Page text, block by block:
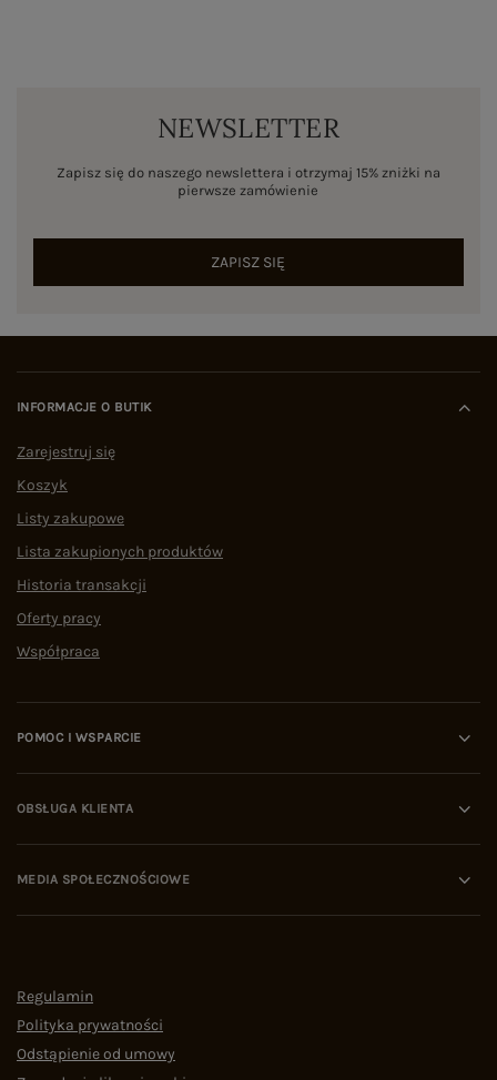
NEWSLETTER
Zapisz się do naszego newslettera i otrzymaj 15% zniżki na
pierwsze zamówienie
ZAPISZ SIĘ
INFORMACJE O BUTIK
Zarejestruj się
Koszyk
Listy zakupowe
Lista zakupionych produktów
Historia transakcji
Oferty pracy
Współpraca
POMOC I WSPARCIE
OBSŁUGA KLIENTA
MEDIA SPOŁECZNOŚCIOWE
Regulamin
Polityka prywatności
Odstąpienie od umowy